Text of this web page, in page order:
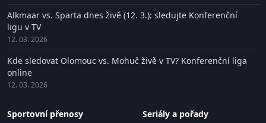
Alkmaar vs. Sparta dnes živě (12. 3.): sledujte Konferenční
ligu v TV
12. 03. 2026
Kde sledovat Olomouc vs. Mohuč živě v TV? Konferenční liga
online
12. 03. 2026
Sportovní přenosy
Seriály a pořady